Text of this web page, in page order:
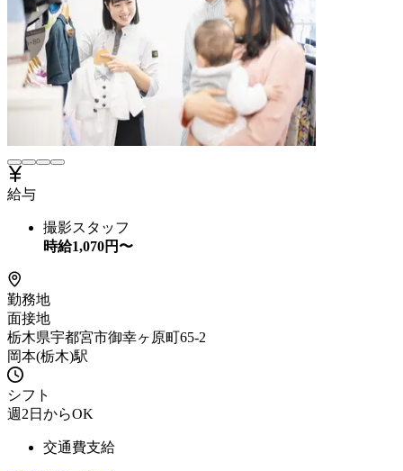
給与
撮影スタッフ
時給1,070円〜
勤務地
面接地
栃木県宇都宮市御幸ヶ原町65-2
岡本(栃木)駅
シフト
週2日からOK
交通費支給